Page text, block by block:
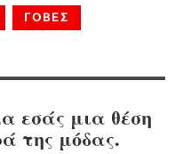
ΓΟΒΕΣ
εσάς μια θέση
της μόδας.